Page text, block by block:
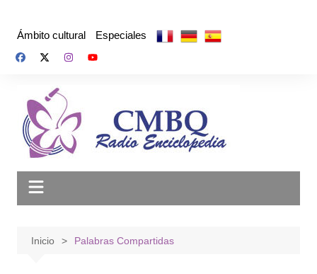
Ámbito cultural Especiales
Inicio Palabras Compartidas